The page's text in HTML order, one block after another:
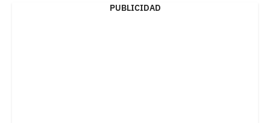
PUBLICIDAD